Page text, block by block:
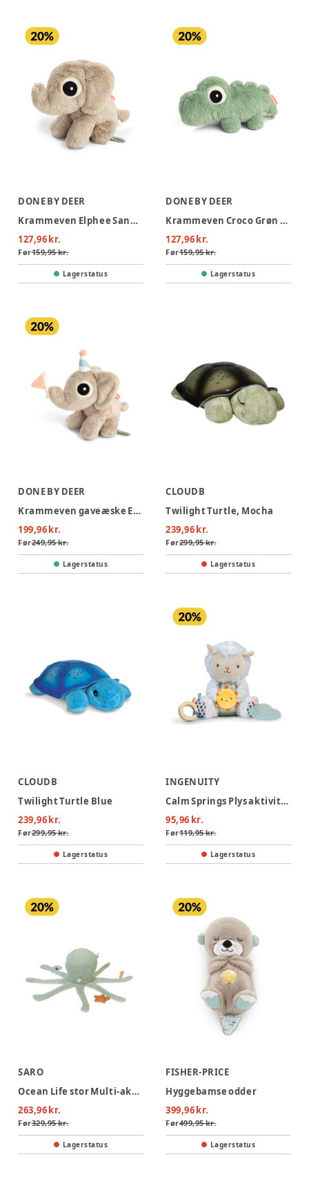
DONE BY DEER
Krammeven Elphee Sand 20 cm
127,96 kr.
Før159,95 kr.
Lagerstatus
DONE BY DEER
Krammeven Croco Grøn 28 cm
127,96 kr.
Før159,95 kr.
Lagerstatus
DONE BY DEER
Krammeven gaveæske Elphee Sand
199,96 kr.
Før249,95 kr.
Lagerstatus
CLOUDB
Twilight Turtle, Mocha
239,96 kr.
Før299,95 kr.
Lagerstatus
CLOUDB
Twilight Turtle Blue
239,96 kr.
Før299,95 kr.
Lagerstatus
INGENUITY
Calm Springs Plys aktivitetslegetøj - fåret Sheppy
95,96 kr.
Før119,95 kr.
Lagerstatus
SARO
Ocean Life stor Multi-aktivitets plys - Mint
263,96 kr.
Før329,95 kr.
Lagerstatus
FISHER-PRICE
Hyggebamse odder
399,96 kr.
Før499,95 kr.
Lagerstatus